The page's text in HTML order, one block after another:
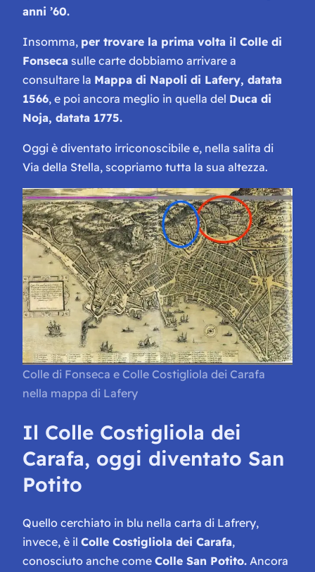
anni ’60.
Insomma, per trovare la prima volta il Colle di
Fonseca sulle carte dobbiamo arrivare a
consultare la Mappa di Napoli di Lafery, datata
1566, e poi ancora meglio in quella del Duca di
Noja, datata 1775.
Oggi è diventato irriconoscibile e, nella salita di
Via della Stella, scopriamo tutta la sua altezza.
Colle di Fonseca e Colle Costigliola dei Carafa
nella mappa di Lafery
Il Colle Costigliola dei
Carafa, oggi diventato San
Potito
Quello cerchiato in blu nella carta di Lafrery,
invece, è il Colle Costigliola dei Carafa,
conosciuto anche come Colle San Potito. Ancora